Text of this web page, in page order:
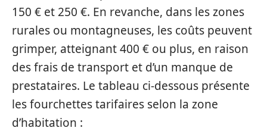
150 € et 250 €. En revanche, dans les zones
rurales ou montagneuses, les coûts peuvent
grimper, atteignant 400 € ou plus, en raison
des frais de transport et d’un manque de
prestataires. Le tableau ci-dessous présente
les fourchettes tarifaires selon la zone
d’habitation :